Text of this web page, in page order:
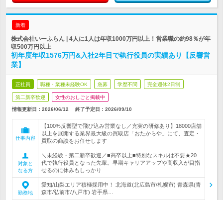
新着
株式会社いーふらん | 4人に1人は年収1000万円以上！営業職の約98％が年
収500万円以上
初年度年収1576万円&入社2年目で執行役員の実績あり【反響営
業】
正社員 職種・業種未経験OK 急募 学歴不問 完全週休2日制
第二新卒歓迎 女性のおしごと掲載中
情報更新日：2026/06/12 終了予定日： 2026/09/10
仕事内容
【100%反響型で飛び込み営業なし／充実の研修あり】18000店舗
以上を展開する業界最大級の買取店「おたからや」にて、査定・
買取の商談をお任せします
対象と
なる方
＼未経験・第二新卒歓迎／■高卒以上■特別なスキルは不要★20
代で執行役員となった先輩。早期キャリアアップや高収入が目指
せるのに休みもしっかり
勤務地
愛知/山梨エリア積極採用中！ 北海道(北広島市/札幌市) 青森県(青
森市/弘前市/八戸市) 岩手県…